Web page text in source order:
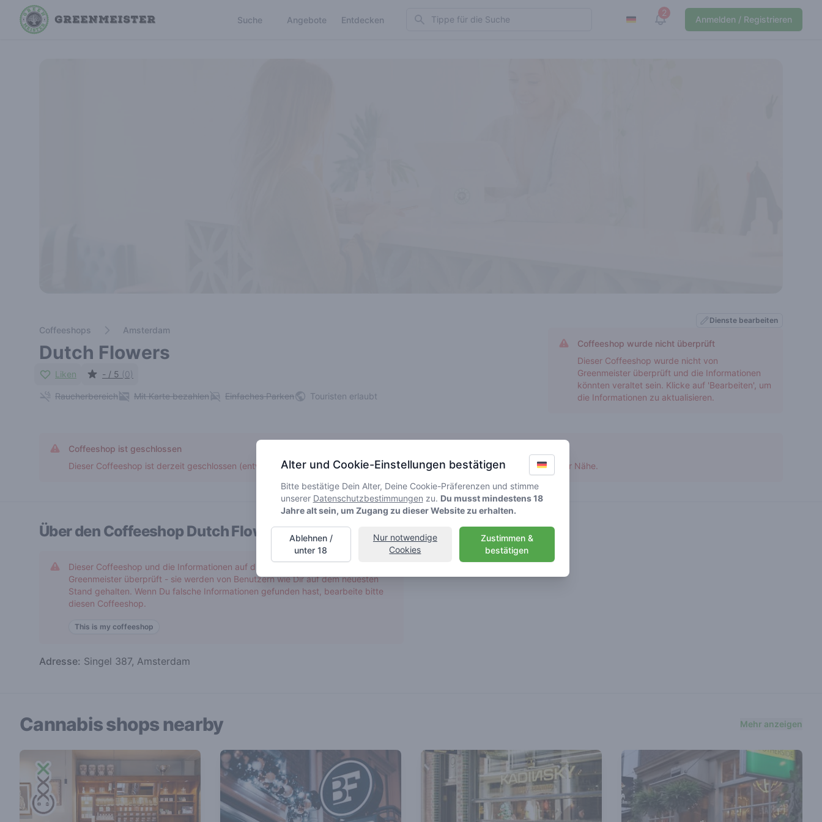
Suche Angebote Entdecken Search 2
View notifications
Anmelden / Registrieren
Coffeeshops Amsterdam
Dutch Flowers
Liken - / 5 (0)
Raucherbereich Mit Karte bezahlen Einfaches Parken Touristen erlaubt
Dienste bearbeiten
Coffeeshop wurde nicht überprüft
Dieser Coffeeshop wurde nicht von
Greenmeister überprüft und die Informationen
könnten veraltet sein. Klicke auf 'Bearbeiten', um
die Informationen zu aktualisieren.
Coffeeshop ist geschlossen
Dieser Coffeeshop ist derzeit geschlossen (entweder dauerhaft oder vorübergehend). Bitte suche ein anderes Geschäft in der Nähe.
Über den CoffeeshopDutch Flowers
Dieser Coffeeshop und die Informationen auf dieser Seite wurden nicht von
Greenmeister überprüft - sie werden von Benutzern wie Dir auf dem neuesten
Stand gehalten. Wenn Du falsche Informationen gefunden hast, bearbeite bitte
diesen Coffeeshop.
This is my coffeeshop
Adresse: Singel 387, Amsterdam
Cannabis shops nearby Mehr anzeigen
Alter und Cookie-Einstellungen bestätigen
Bitte bestätige Dein Alter, Deine Cookie-Präferenzen und stimme
unserer Datenschutzbestimmungen zu. Du musst mindestens 18
Jahre alt sein, um Zugang zu dieser Website zu erhalten.
Zustimmen &
bestätigen
Nur notwendige
Cookies
Ablehnen /
unter 18